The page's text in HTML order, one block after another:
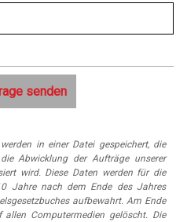
in einer Datei gespeichert, die
die Abwicklung der Aufträge unserer
wird. Diese Daten werden für die
Jahre nach dem Ende des Jahres
aufbewahrt. Am Ende
Computermedien gelöscht. Die